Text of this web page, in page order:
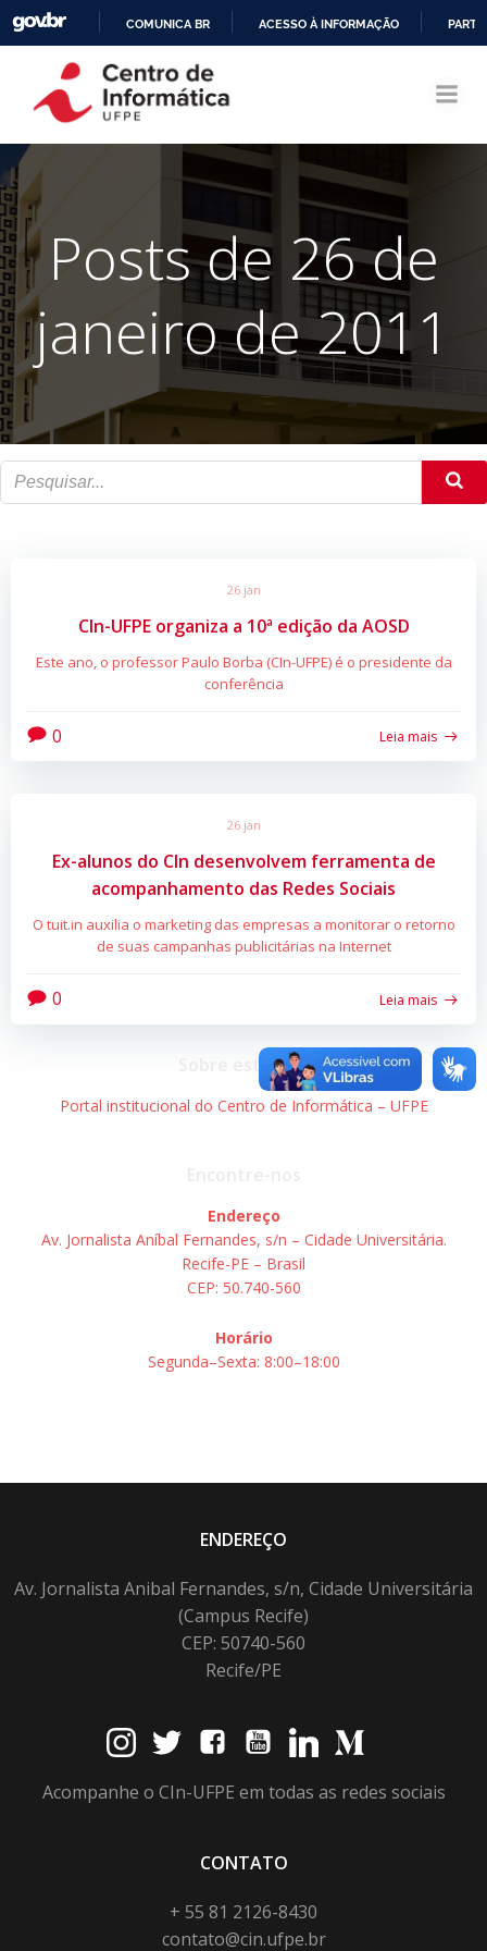
CONTEÚDO
COMUNICA BR ACESSO À INFORMAÇÃO
Posts de 26 de
janeiro de 2011
26 jan
CIn-UFPE organiza a 10ª edição da AOSD
Este ano, o professor Paulo Borba (CIn-UFPE) é o presidente da
conferência
0 Leia mais
26 jan
Ex-alunos do CIn desenvolvem ferramenta de
acompanhamento das Redes Sociais
O tuit.in auxilia o marketing das empresas a monitorar o retorno
de suas campanhas publicitárias na Internet
0 Leia mais
Sobre este site
Portal institucional do Centro de Informática – UFPE
Endereço
Av. Jornalista Aníbal Fernandes, s/n – Cidade Universitária.
Recife-PE – Brasil
CEP: 50.740-560
Horário
Segunda–Sexta: 8:00–18:00
ENDEREÇO
Av. Jornalista Anibal Fernandes, s/n, Cidade Universitária
(Campus Recife)
CEP: 50740-560
Recife/PE
Acompanhe o CIn-UFPE em todas as redes sociais
CONTATO
+ 55 81 2126-8430
contato@cin.ufpe.br